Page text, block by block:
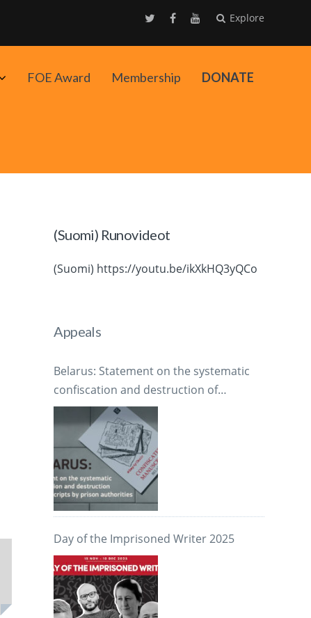
Explore
AvaaFOE Award Membership DONATE
(Suomi) Runovideot
(Suomi) https://youtu.be/ikXkHQ3yQCo
Appeals
Belarus: Statement on the systematic
confiscation and destruction of
manuscripts by prison authorities
Day of the Imprisoned Writer 2025